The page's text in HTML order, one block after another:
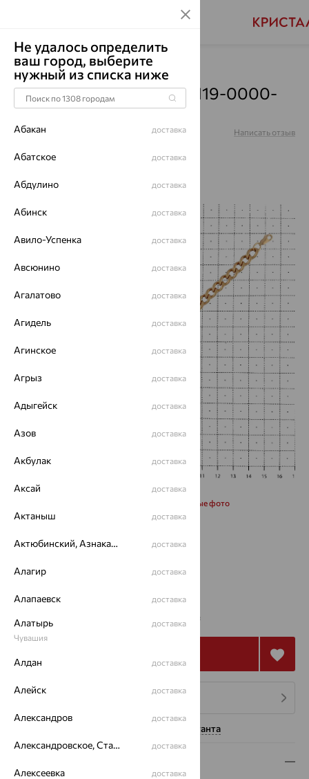
Главная Каталог Браслеты декоративные
Браслет, золото, 008-0119-0000-
010
Артикул:
Написать отзыв
Запросить дополнительные фото
Размеры:
от 113 492 ₽
4 платежа по 28 373
Нужна помощь консультанта
Не удалось определить
ваш город, выберите
нужный из списка ниже
Абакан доставка
Абатское доставка
Абдулино доставка
Абинск доставка
Авило-Успенка доставка
Авсюнино доставка
Агалатово доставка
Агидель доставка
Агинское доставка
Агрыз доставка
Адыгейск доставка
Азов доставка
Акбулак доставка
Аксай доставка
Актаныш доставка
Актюбинский, Азнакаевский район доставка
Алагир доставка
Алапаевск доставка
Алатырь
Чувашия
доставка
Алдан доставка
Алейск доставка
Александров доставка
Александровское, Ставропольский край доставка
Алексеевка доставка